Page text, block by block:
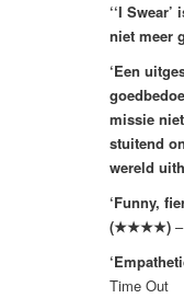
‘‘I
niet meer
‘Een
missie
stuitend
wereld
‘Funny,
(★★★★)
Time Out